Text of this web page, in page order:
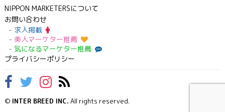
NIPPON MARKETERSについて
お問い合わせ
求人掲載
美人マーケター推薦
気になるマーケター推薦
プライバシーポリシー
© INTER BREED INC. All rights reserved.